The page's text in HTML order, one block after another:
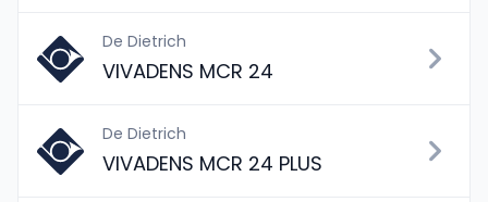
De Dietrich
VIVADENS MCR 24
De Dietrich
VIVADENS MCR 24 PLUS